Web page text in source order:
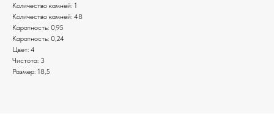
Количество камней: 1
Количество камней: 48
Каратность: 0,95
Каратность: 0,24
Цвет: 4
Чистота: 3
Размер: 18,5